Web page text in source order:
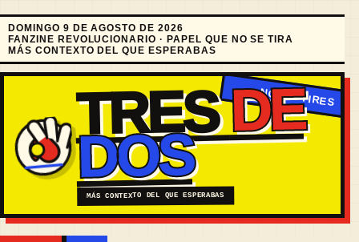
DOMINGO 9 DE AGOSTO DE 2026
FANZINE REVOLUCIONARIO · PAPEL QUE NO SE TIRA
MÁS CONTEXTO DEL QUE ESPERABAS
TRESDE
DOS
MÁS CONTEXTO DEL QUE ESPERABAS